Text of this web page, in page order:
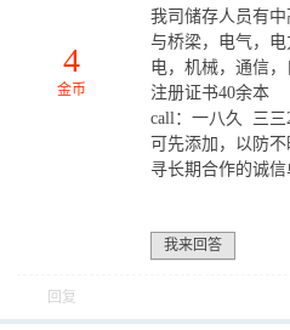
4
金币
我司储存人员有
与桥梁，电气，
电，机械，通信，
注册证书40余本
call：一八久 三
可先添加，以防不
寻长期合作的诚信
我来回答
回复